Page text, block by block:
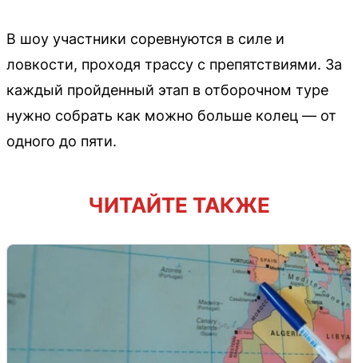
В шоу участники соревнуются в силе и
ловкости, проходя трассу с препятствиями. За
каждый пройденный этап в отборочном туре
нужно собрать как можно больше колец — от
одного до пяти.
ЧИТАЙТЕ ТАКЖЕ